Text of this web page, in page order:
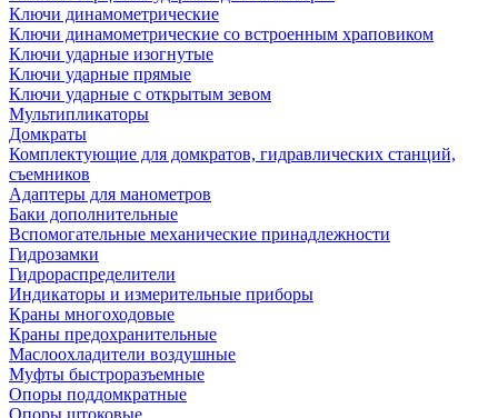
Ключи динамометрические
Ключи динамометрические со встроенным храповиком
Ключи ударные изогнутые
Ключи ударные прямые
Ключи ударные с открытым зевом
Мультипликаторы
Домкраты
Комплектующие для домкратов, гидравлических станций,
съемников
Адаптеры для манометров
Баки дополнительные
Вспомогательные механические принадлежности
Гидрозамки
Гидрораспределители
Индикаторы и измерительные приборы
Краны многоходовые
Краны предохранительные
Маслоохладители воздушные
Муфты быстроразъемные
Опоры поддомкратные
Опоры штоковые